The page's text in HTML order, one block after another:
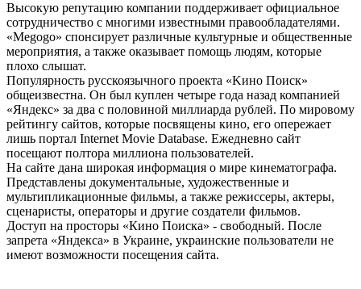
Высокую репутацию компании поддерживает официальное
сотрудничество с многими известными правообладателями.
«Меgоgо» спонсирует различные культурные и общественные
мероприятия, а также оказывает помощь людям, которые
плохо слышат.
Популярность русскоязычного проекта «Kинo Пoиcк»
общеизвестна. Он был куплен четыре года назад компанией
«Яндекс» за два с половиной миллиарда рублей. По мировому
рейтингу сайтов, которые посвящены кино, его опережает
лишь портал Internet Movie Database. Ежедневно сайт
посещают полтора миллиона пользователей.
На сайте дана широкая информация о мире кинематографа.
Представлены документальные, художественные и
мультипликационные фильмы, а также режиссеры, актеры,
сценаристы, операторы и другие создатели фильмов.
Доступ на просторы «Кино Поиска» - свободный. После
запрета «Яндекса» в Украине, украинские пользователи не
имеют возможности посещения сайта.